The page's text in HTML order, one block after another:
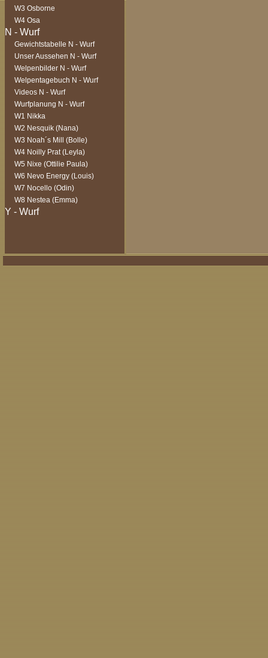
W3 Osborne
W4 Osa
Gewichtstabelle N - Wurf
Unser Aussehen N - Wurf
Welpenbilder N - Wurf
Welpentagebuch N - Wurf
Videos N - Wurf
Wurfplanung N - Wurf
W1 Nikka
W2 Nesquik (Nana)
W3 Noah´s Mill (Bolle)
W4 Noilly Prat (Leyla)
W5 Nixe (Ottilie Paula)
W6 Nevo Energy (Louis)
W7 Nocello (Odin)
W8 Nestea (Emma)